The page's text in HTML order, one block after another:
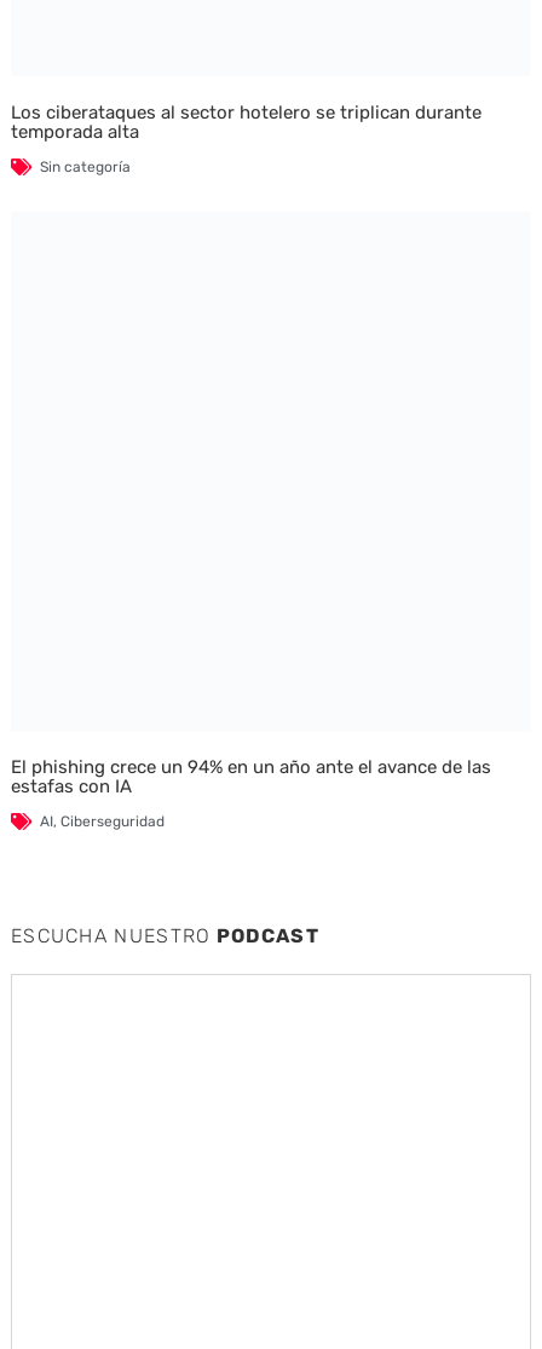
Los ciberataques al sector hotelero se triplican durante
temporada alta
Sin categoría
El phishing crece un 94% en un año ante el avance de las
estafas con IA
AI, Ciberseguridad
ESCUCHA NUESTRO PODCAST